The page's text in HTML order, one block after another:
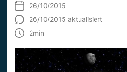
26/10/2015
26/10/2015 aktualisiert
2min